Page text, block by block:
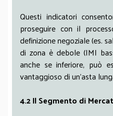
Questi indicatori
proseguire con il
definizione negoziale (es.
di zona è debole (IMI
anche se inferiore, può
vantaggioso di un’asta
4.2 Il Segmento di